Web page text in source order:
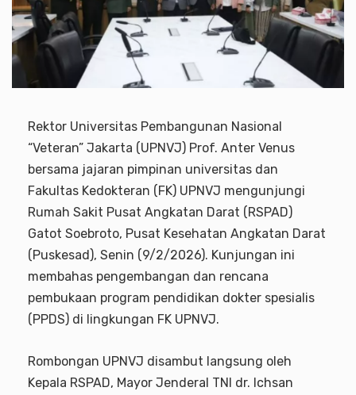
Rektor Universitas Pembangunan Nasional
“Veteran” Jakarta (UPNVJ) Prof. Anter Venus
bersama jajaran pimpinan universitas dan
Fakultas Kedokteran (FK) UPNVJ mengunjungi
Rumah Sakit Pusat Angkatan Darat (RSPAD)
Gatot Soebroto, Pusat Kesehatan Angkatan Darat
(Puskesad), Senin (9/2/2026). Kunjungan ini
membahas pengembangan dan rencana
pembukaan program pendidikan dokter spesialis
(PPDS) di lingkungan FK UPNVJ.
Rombongan UPNVJ disambut langsung oleh
Kepala RSPAD, Mayor Jenderal TNI dr. Ichsan